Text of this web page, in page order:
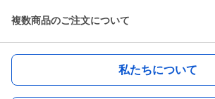
複数商品のご注文について
私たちについて